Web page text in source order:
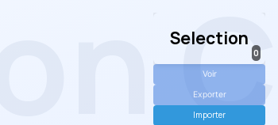
Selection
0
Voir
Exporter
Importer